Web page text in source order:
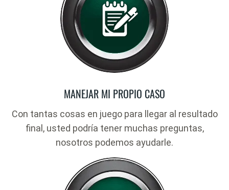
MANEJAR MI PROPIO CASO
Con tantas cosas en juego para llegar al resultado
final, usted podría tener muchas preguntas,
nosotros podemos ayudarle.